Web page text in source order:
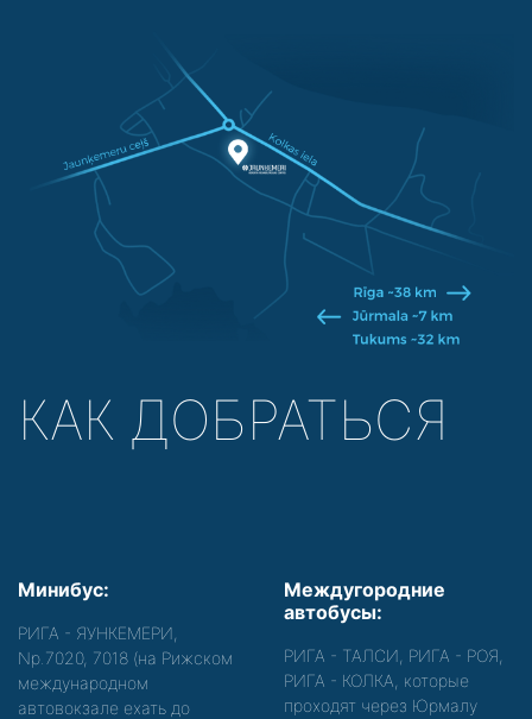
КАК ДОБРАТЬСЯ
Минибус:
РИГА - ЯУНКЕМЕРИ,
Nр.7020, 7018 (на Рижском
международном
автовокзале ехать до
Междугородние
автобусы:
РИГА - ТАЛСИ, РИГА - РОЯ,
РИГА - КОЛКА, которые
проходят через Юрмалу